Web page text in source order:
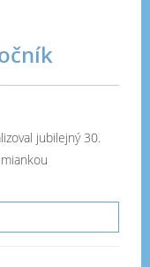
jubilejný 30.